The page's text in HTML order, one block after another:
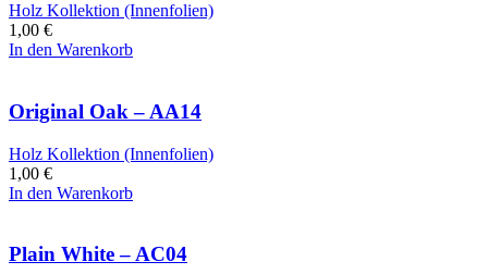
Holz Kollektion (Innenfolien)
1,00 €
In den Warenkorb
Original Oak – AA14
Holz Kollektion (Innenfolien)
1,00 €
In den Warenkorb
Plain White – AC04